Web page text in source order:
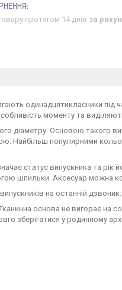
протягом 14 днів за
одинадцятикласники під
моменту та
діаметру. Основою такого
Найбільш популярними
статус випускника та рік
шпильки. Аксесуар можна
на останній
основа не вигорає на
зберігатися у родинному